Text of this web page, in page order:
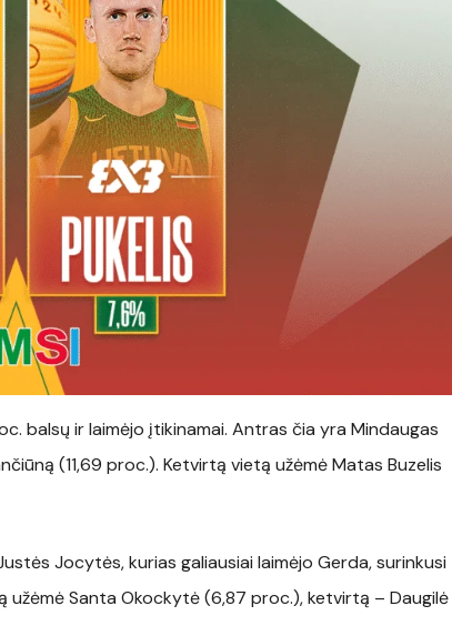
balsų ir laimėjo įtikinamai. Antras čia yra Mindaugas
(11,69 proc.). Ketvirtą vietą užėmė Matas Buzelis
Jocytės, kurias galiausiai laimėjo Gerda, surinkusi
užėmė Santa Okockytė (6,87 proc.), ketvirtą – Daugilė